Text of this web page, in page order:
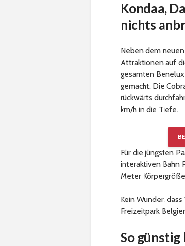
Kondaa,
nichts
Neben dem
Attraktionen auf
gesamten
gemacht. Die
rückwärts
km/h in die Tiefe.
Für die jüngsten
interaktiven Bahn
Meter
Kein Wunder,
Freizeitpark
So